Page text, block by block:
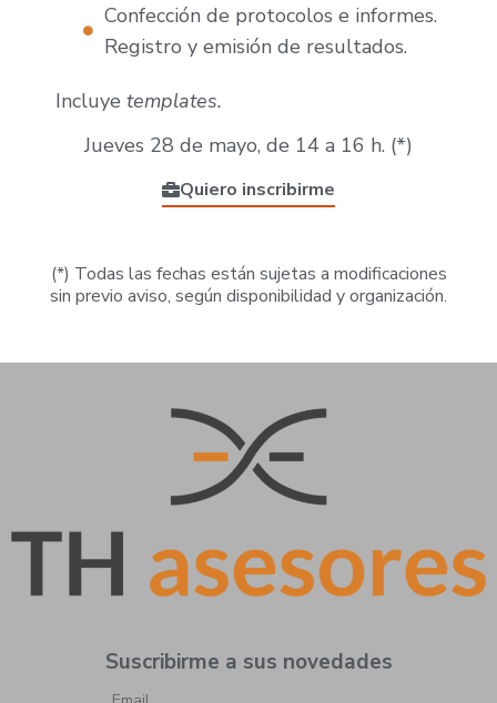
Confección de protocolos e informes.
Registro y emisión de resultados.
Incluye templates.
Jueves 28 de mayo, de 14 a 16 h. (*)
Quiero inscribirme
(*) Todas las fechas están sujetas a modificaciones
sin previo aviso, según disponibilidad y organización.
Suscribirme a sus novedades